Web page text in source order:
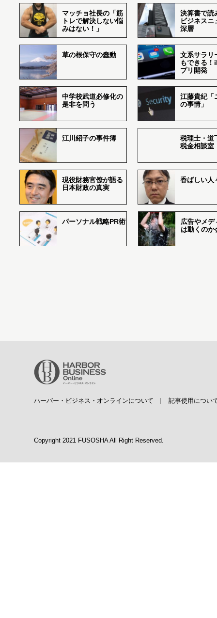
マッチョ社長の「筋
トレで解決しない悩
みはない！」
決算書で読
ビジネスニ
深層
草の根保守の蠢動
文系サラリ
もできる
プリ開発
中学校武道必修化の
是非を問う
江藤貴紀「
の事情」
江川紹子の事件簿
税理士・道
税金相談室
現役財務官僚が語る
日本財政の真実
香ばしい
パーソナル戦略PR術
広告やメデ
は動くのか
ハーバー・ビジネス・オンラインについて 記事使用につい
Copyright 2021 FUSOSHA All Right Reserved.